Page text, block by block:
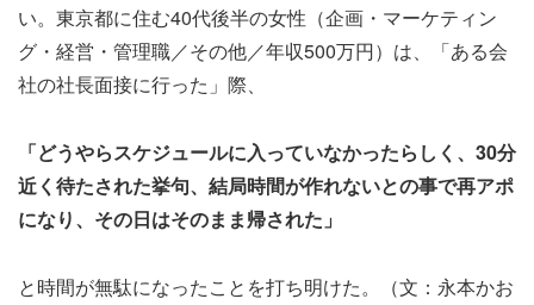
い。東京都に住む40代後半の女性（企画・マーケティン
グ・経営・管理職／その他／年収500万円）は、「ある会
社の社長面接に行った」際、
「どうやらスケジュールに入っていなかったらしく、30分
近く待たされた挙句、結局時間が作れないとの事で再アポ
になり、その日はそのまま帰された」
と時間が無駄になったことを打ち明けた。（文：永本かお